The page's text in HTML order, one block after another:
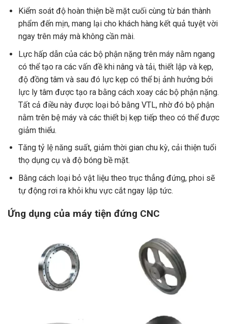
Kiểm soát độ hoàn thiện bề mặt cuối cùng từ bán thành
phẩm đến mịn, mang lại cho khách hàng kết quả tuyệt vời
ngay trên máy mà không cần mài.
Lực hấp dẫn của các bộ phận nặng trên máy nằm ngang
có thể tạo ra các vấn đề khi nâng và tải, thiết lập và kẹp,
độ đồng tâm và sau đó lực kẹp có thể bị ảnh hưởng bởi
lực ly tâm được tạo ra bằng cách xoay các bộ phận nặng.
Tất cả điều này được loại bỏ bằng VTL, nhờ đó bộ phận
nằm trên bệ máy và các thiết bị kẹp tiếp theo có thể được
giảm thiểu.
Tăng tỷ lệ năng suất, giảm thời gian chu kỳ, cải thiện tuổi
thọ dụng cụ và độ bóng bề mặt.
Bằng cách loại bỏ vật liệu theo trục thẳng đứng, phoi sẽ
tự động rơi ra khỏi khu vực cắt ngay lập tức.
Ứng dụng của máy tiện đứng CNC